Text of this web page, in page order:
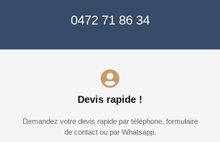
0472 71 86 34
Devis rapide !
Demandez votre devis rapide par téléphone, formulaire
de contact ou par Whatsapp.